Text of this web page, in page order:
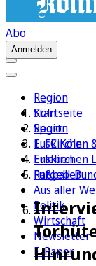
Abo
Anmelden
Region
Köln
Sport
1. FC Köln
Erleben
Ratgeber
Aus aller
Politik
Wirtschaft
Newsletter
E-Paper
Startseite
Region
Euskirchen
Euskirchen
Fußball-